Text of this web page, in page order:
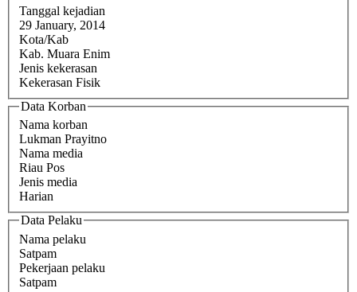
Tanggal kejadian
29 January, 2014
Kota/Kab
Kab. Muara Enim
Jenis kekerasan
Kekerasan Fisik
Data Korban
Nama korban
Lukman Prayitno
Nama media
Riau Pos
Jenis media
Harian
Data Pelaku
Nama pelaku
Satpam
Pekerjaan pelaku
Satpam